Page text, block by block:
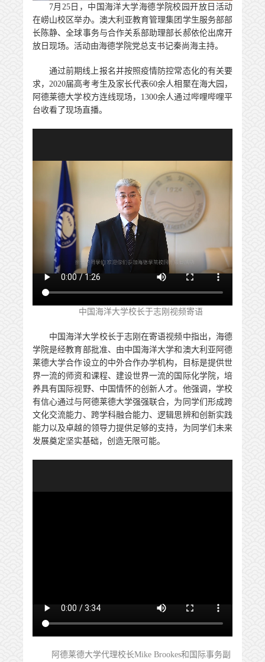
7月 25日，中国海洋大学海德学院校园开放日活动
在崂山校区举办。澳大利亚教育管理集团学生服务部部
长陈静、全球事务与合作关系部助理部长郝依伦出席开
放日现场。活动由海德学院党总支书记秦尚海主持。
通过前期线上报名并按照疫情防控常态化的有关要
求， 2020届高考考生及家长代表60余人相聚在海大园，
阿德莱德大学校方连线现场， 1300余人通过哔哩哔哩平
台收看了现场直播。
中国海洋大学校长于志刚视频寄语
中国海洋大学校长于志刚在寄语视频中指出，海德
学院是经教育部批准、由中国海洋大学和澳大利亚阿德
莱德大学合作设立的中外合作办学机构，目标是提供世
界一流的师资和课程、建设世界一流的国际化学院，培
养具有国际视野、中国情怀的创新人才。他强调，学校
有信心通过与阿德莱德大学强强联合，为同学们形成跨
文化交流能力、跨学科融合能力、逻辑思辨和创新实践
能力以及卓越的领导力提供足够的支持，为同学们未来
发展奠定坚实基础，创造无限可能。
阿德莱德大学代理校长Mike Brookes和国际事务副